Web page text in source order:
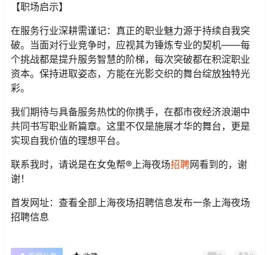
【职场启示】
在服务行业深耕需谨记：真正的职业魅力源于持续自我突
破。当面对行业竞争时，应视其为锤炼专业的契机——每
个挑战都是提升服务智慧的阶梯，每次突破都在积淀职业
资本。保持进取姿态，方能在光影交织的舞台绽放独特光
彩。
我们期待与具备服务热忱的你携手，在都市夜经济浪潮中
共同书写职业新篇章。这里不仅是施展才华的舞台，更是
实现自我价值的理想平台。
联系我时，请说是在女兔帮®上海夜场招聘网看到的，谢
谢！
首发网址：查看全部上海夜场招聘信息发布一条上海夜场
招聘信息